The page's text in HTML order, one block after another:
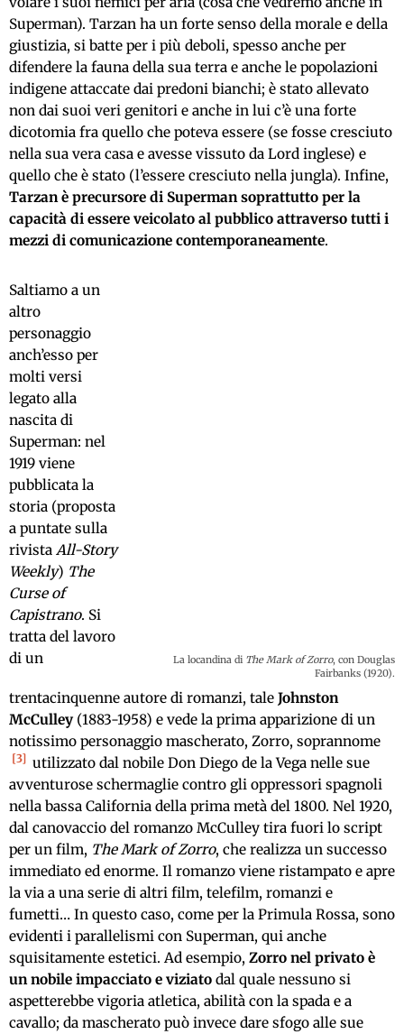
Superman). Tarzan ha un forte senso della morale e della
giustizia, si batte per i più deboli, spesso anche per
difendere la fauna della sua terra e anche le popolazioni
indigene attaccate dai predoni bianchi; è stato allevato
non dai suoi veri genitori e anche in lui c’è una forte
dicotomia fra quello che poteva essere (se fosse cresciuto
nella sua vera casa e avesse vissuto da Lord inglese) e
quello che è stato (l’essere cresciuto nella jungla). Infine,
Tarzan è precursore di Superman soprattutto per la
capacità di essere veicolato al pubblico attraverso tutti i
mezzi di comunicazione contemporaneamente.
La locandina di The Mark of Zorro, con Douglas
Fairbanks (1920).
Saltiamo a un
altro
personaggio
anch’esso per
molti versi
legato alla
nascita di
Superman: nel
1919 viene
pubblicata la
storia (proposta
a puntate sulla
rivista All-Story
Weekly) The
Curse of
Capistrano. Si
tratta del lavoro
di un
trentacinquenne autore di romanzi, tale Johnston
McCulley (1883-1958) e vede la prima apparizione di un
notissimo personaggio mascherato, Zorro, soprannome
3
utilizzato dal nobile Don Diego de la Vega nelle sue
avventurose schermaglie contro gli oppressori spagnoli
nella bassa California della prima metà del 1800. Nel 1920,
dal canovaccio del romanzo McCulley tira fuori lo script
per un film, The Mark of Zorro, che realizza un successo
immediato ed enorme. Il romanzo viene ristampato e apre
la via a una serie di altri film, telefilm, romanzi e
fumetti… In questo caso, come per la Primula Rossa, sono
evidenti i parallelismi con Superman, qui anche
squisitamente estetici. Ad esempio, Zorro nel privato è
un nobile impacciato e viziato dal quale nessuno si
aspetterebbe vigoria atletica, abilità con la spada e a
cavallo; da mascherato può invece dare sfogo alle sue